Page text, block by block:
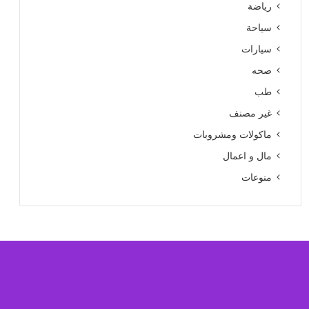
رياضة
سياحة
سيارات
صحه
طب
غير مصنف
ماكولات ومشروبات
مال و اعمال
منوعات